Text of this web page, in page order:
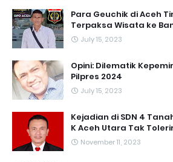
Para Geuchik di Aceh
Terpaksa Wisata ke
July 15, 2023
Opini: Dilematik
Pilpres 2024
July 15, 2023
Kejadian di SDN 4
K Aceh Utara Tak
November 11, 2023